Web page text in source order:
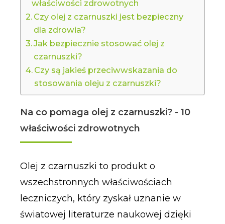
właściwości zdrowotnych
Czy olej z czarnuszki jest bezpieczny
dla zdrowia?
Jak bezpiecznie stosować olej z
czarnuszki?
Czy są jakieś przeciwwskazania do
stosowania oleju z czarnuszki?
Na co pomaga olej z czarnuszki? - 10
właściwości zdrowotnych
Olej z czarnuszki to produkt o
wszechstronnych właściwościach
leczniczych, który zyskał uznanie w
światowej literaturze naukowej dzięki